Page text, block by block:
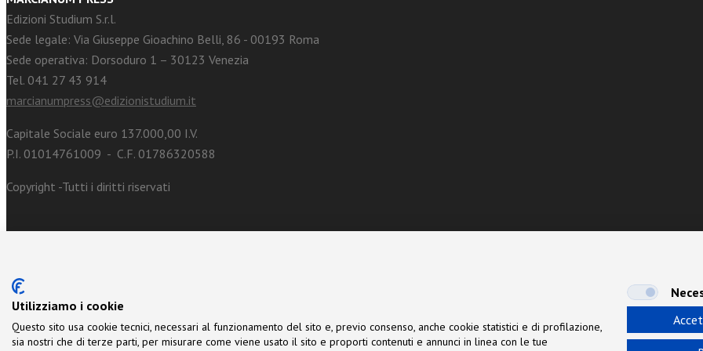
Edizioni Studium S.r.l.
Sede legale: Via Giuseppe Gioachino Belli, 86 - 00193 Roma
Sede operativa: Dorsoduro 1 – 30123 Venezia
Tel. 041 27 43 914
marcianumpress@edizionistudium.it
Capitale Sociale euro 137.000,00 I.V.
P.I. 01014761009 - C.F. 01786320588
Copyright -Tutti i diritti riservati
Utilizziamo i cookie
Questo sito usa cookie tecnici, necessari al funzionamento del sito e, previo consenso, anche cookie statistici e di profilazione,
sia nostri che di terze parti, per misurare come viene usato il sito e proporti contenuti e annunci in linea con le tue